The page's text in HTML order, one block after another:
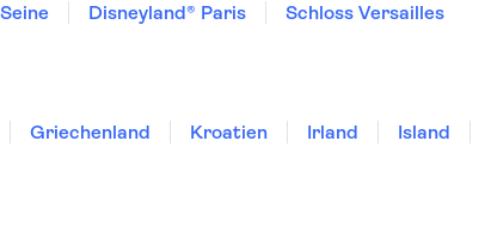
Seine Disneyland® Paris
Schloss Versailles
Griechenland Kroatien Irland
Island